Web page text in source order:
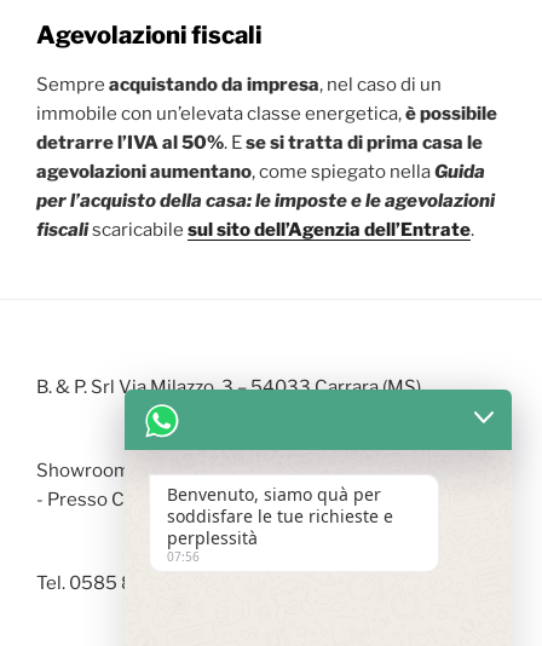
Agevolazioni fiscali
Sempre acquistando da impresa, nel caso di un
immobile con un’elevata classe energetica,è possibile
detrarre l’IVA al 50%. Ese si tratta di prima casa le
agevolazioni aumentano, come spiegato nellaGuida
per l’acquisto della casa: le imposte e le agevolazioni
fiscaliscaricabile sul sito dell’Agenzia dell’Entrate.
B. & P. Srl Via Milazzo, 3 – 54033 Carrara (MS)
Showroom Via Arzelà - 19037 S. Stefano di Magra (SP)
- Presso Centro Commerciale LA FABBRICA
Tel. 0585 842246 |
Benvenuto, siamo quà per
soddisfare le tue richieste e
perplessità
07:56